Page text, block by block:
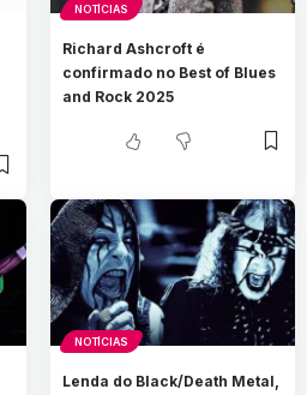
NOTÍCIAS
Richard Ashcroft é
confirmado no Best of Blues
and Rock 2025
NOTÍCIAS
Lenda do Black/Death Metal,